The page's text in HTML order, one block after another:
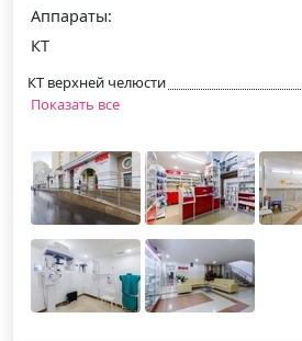
Аппараты:
КТ
КТ верхней челюсти
Показать все